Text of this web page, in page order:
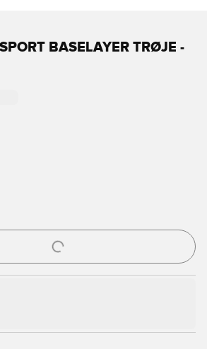
BASELAYER TRØJE -
logge ind eller tilmelde dig som medlem